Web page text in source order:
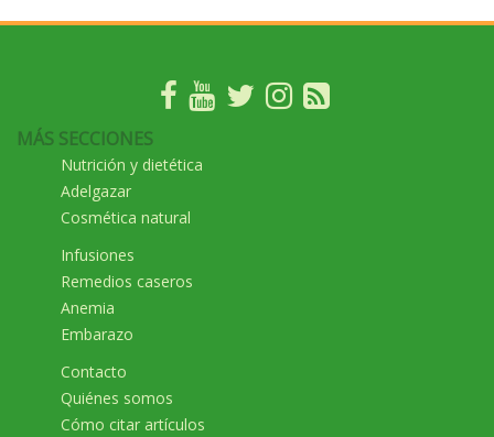
MÁS SECCIONES
Nutrición y dietética
Adelgazar
Cosmética natural
Infusiones
Remedios caseros
Anemia
Embarazo
Contacto
Quiénes somos
Cómo citar artículos